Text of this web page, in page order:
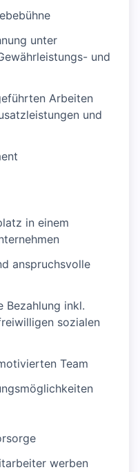
unter
und
Arbeiten
und
in einem
anspruchsvolle
Bezahlung inkl.
sozialen
Team
werben